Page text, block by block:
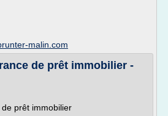
malin.com
de prêt immobilier -
prêt immobilier